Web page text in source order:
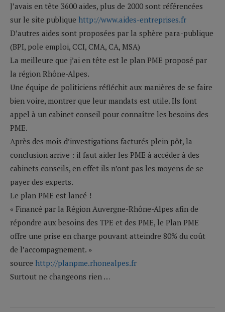
J’avais en tête 3600 aides, plus de 2000 sont référencées
sur le site publique http://www.aides-entreprises.fr
D’autres aides sont proposées par la sphère para-publique
(BPI, pole emploi, CCI, CMA, CA, MSA)
La meilleure que j’ai en tête est le plan PME proposé par
la région Rhône-Alpes.
Une équipe de politiciens réfléchit aux manières de se faire
bien voire, montrer que leur mandats est utile. Ils font
appel à un cabinet conseil pour connaître les besoins des
PME.
Après des mois d’investigations facturés plein pôt, la
conclusion arrive : il faut aider les PME à accéder à des
cabinets conseils, en effet ils n’ont pas les moyens de se
payer des experts.
Le plan PME est lancé !
« Financé par la Région Auvergne-Rhône-Alpes afin de
répondre aux besoins des TPE et des PME, le Plan PME
offre une prise en charge pouvant atteindre 80% du coût
de l’accompagnement. »
source http://planpme.rhonealpes.fr
Surtout ne changeons rien …